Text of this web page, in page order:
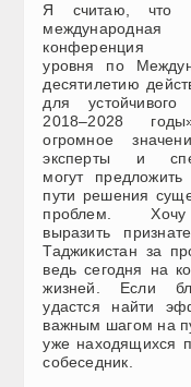
Я считаю, что
международная
конференция
уровня по
десятилетию
для устойчивого
2018–2028
огромное
эксперты и
могут
пути решения
проблем.
выразить
Таджикистан за
ведь сегодня на
жизней. Если
удастся найти
важным шагом на
уже находящихся
собеседник.